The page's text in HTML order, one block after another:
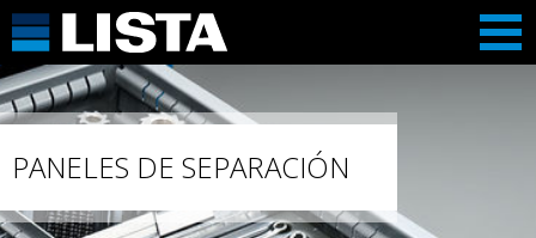
PANELES DE SEPARACIÓN